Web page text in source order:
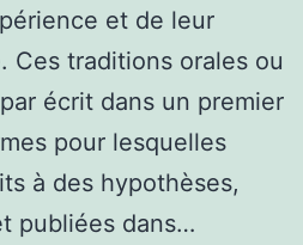
et de leur
Ces traditions orales ou
écrit dans un premier
pour lesquelles
à des hypothèses,
publiées dans…